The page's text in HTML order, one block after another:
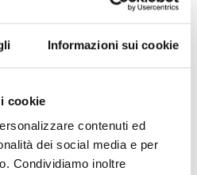
Informazioni sui cookie
cookie
contenuti ed
dei social media e per
Condividiamo inoltre
Taste Award 2023 da parte
del gusto, conferito solo ai prodotti
per un sapore straordinario, olfatto,
del prodotto.